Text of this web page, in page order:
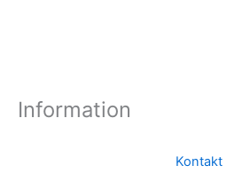
Information
Kontakt